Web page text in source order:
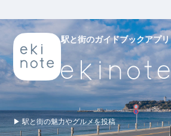
駅と街のガイドブックアプリ
▶ 駅と街の魅力やグルメを投稿